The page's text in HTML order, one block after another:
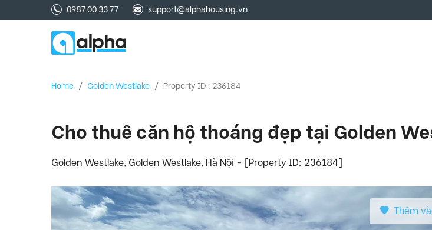
0987 00 33 77 support@alphahousing.vn
Home / Golden Westlake / Property ID : 236184
Cho thuê căn hộ thoáng đẹp tại Golden
Golden Westlake, Golden Westlake, Hà Nội - [Property ID: 236184]
Thêm